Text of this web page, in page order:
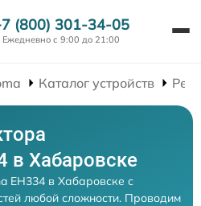
(800) 301-34-05
Ежедневно с 9:00 до 21:00
Каталог устройств
в Хабаровске
EH334 в Хабаровске с
любой сложности. Проводим